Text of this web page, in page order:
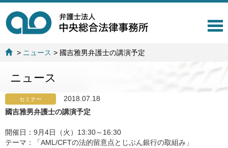
T
> ニュース > 國吉雅男弁護士の講演予定
ニュース
セミナー
2018.07.18
國吉雅男弁護士の講演予定
開催日：9月4日（火）13:30～16:30
テーマ：「AML/CFTの法的留意点とじぶん銀行の取組み」